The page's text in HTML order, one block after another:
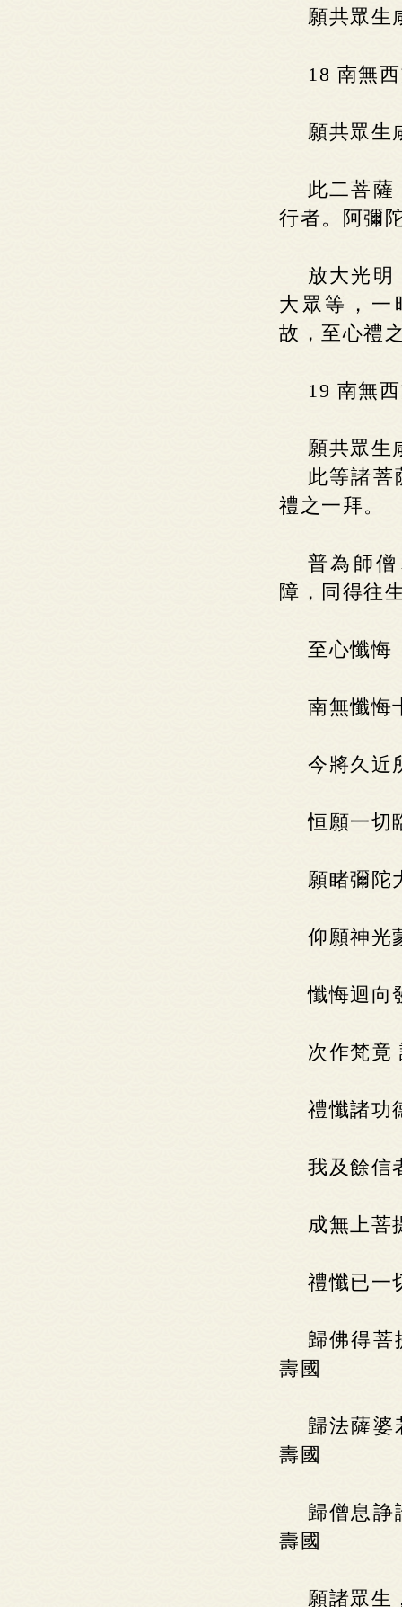
願共眾生
18 南無
願共眾生
此二菩薩
行者。阿彌
放大光明
大眾等，一
故，至心禮
19 南無
願共眾生
此等諸菩
禮之一拜。
普為師
障，同得往
至心懺悔
南無懺悔
今將久近
恒願一切
願睹彌陀
仰願神光
懺悔迴向
次作梵竟
禮懺諸功
我及餘信
成無上菩
禮懺已一
歸佛得菩
壽國
歸法薩婆
壽國
歸僧息諍
壽國
願諸眾生